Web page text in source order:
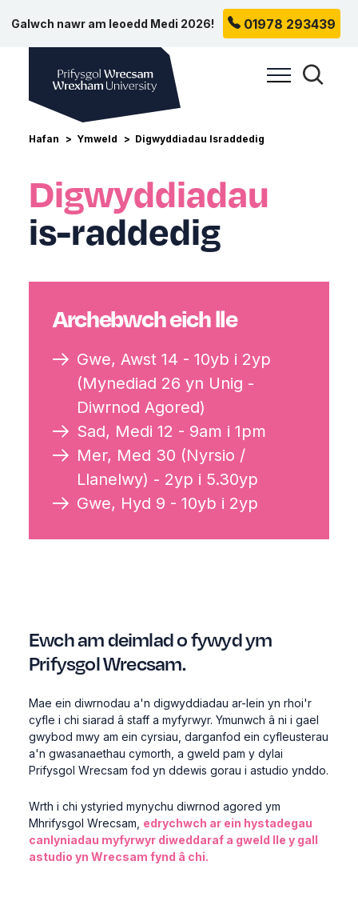
Galwch nawr am leoedd Medi 2026! 01978 293439
Toggle
Hafan Ymweld Digwyddiadau Israddedig
Digwyddiadau
is-raddedig
Archebwch eich lle
Gwe, Awst 14 - 10yb i 2yp
(Mynediad 26 yn Unig -
Diwrnod Agored)
Sad, Medi 12 - 9am i 1pm
Mer, Med 30 (Nyrsio /
Llanelwy) - 2yp i 5.30yp
Gwe, Hyd 9 - 10yb i 2yp
Ewch am deimlad o fywyd ym
Prifysgol Wrecsam.
Mae ein diwrnodau a'n digwyddiadau ar-lein yn rhoi'r
cyfle i chi siarad â staff a myfyrwyr. Ymunwch â ni i gael
gwybod mwy am ein cyrsiau, darganfod ein cyfleusterau
a'n gwasanaethau cymorth, a gweld pam y dylai
Prifysgol Wrecsam fod yn ddewis gorau i astudio ynddo.
Wrth i chi ystyried mynychu diwrnod agored ym
Mhrifysgol Wrecsam, edrychwch ar ein hystadegau
canlyniadau myfyrwyr diweddaraf a gweld lle y gall
astudio yn Wrecsam fynd â chi.